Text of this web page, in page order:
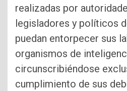
realizadas por
legisladores y políticos
puedan entorpecer sus
organismos de
circunscribiéndose
cumplimiento de sus